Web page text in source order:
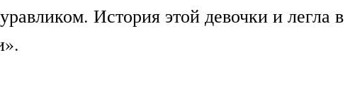
История этой девочки и легла в